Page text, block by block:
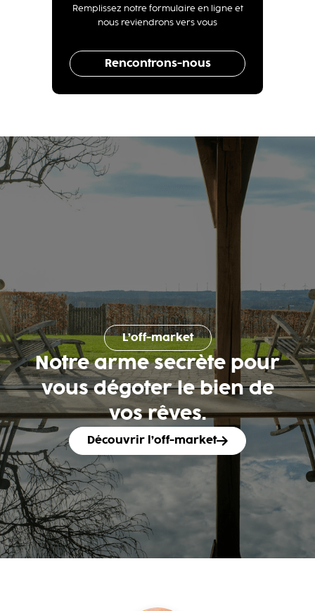
Remplissez notre formulaire en ligne et
nous reviendrons vers vous
Rencontrons-nous
L’off-market
Notre arme secrète pour
vous dégoter le bien de
vos rêves.
Découvrir l’off-market